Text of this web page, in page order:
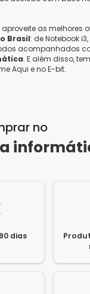
as melhores
Brasil: de Notebook
acompanhados
. E além disso,
Aqui e no E-bit.
no
dias